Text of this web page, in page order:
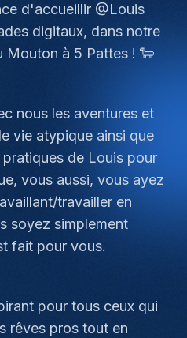
d'accueillir @Louis
digitaux, dans notre
Mouton à 5 Pattes ! 🐑
nous les aventures et
vie atypique ainsi que
de Louis pour
vous aussi, vous ayez
travailler en
soyez simplement
fait pour vous.
pour tous ceux qui
rêves pros tout en